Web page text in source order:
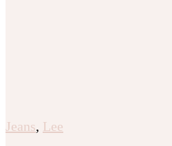
Jeans, Lee